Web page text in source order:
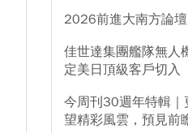
2026前進大南方論壇
佳世達集團艦隊無人
定美日頂級客戶切入
今周刊30週年特輯｜
望精彩風雲，預見前